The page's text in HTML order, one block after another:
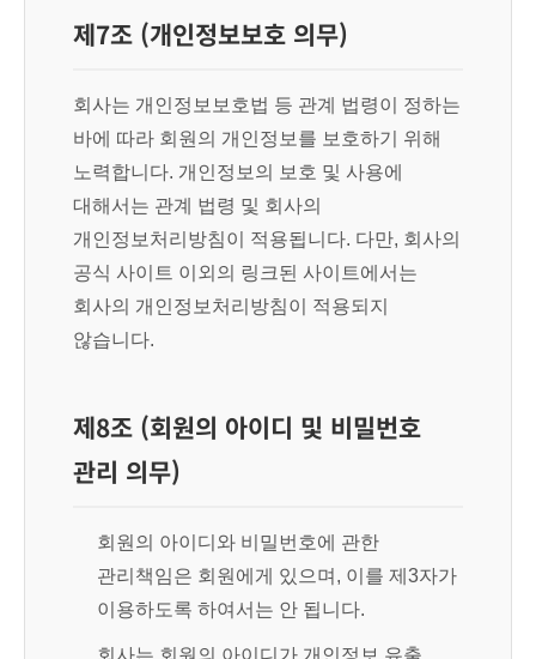
제7조 (개인정보보호 의무)
회사는 개인정보보호법 등 관계 법령이 정하는
바에 따라 회원의 개인정보를 보호하기 위해
노력합니다. 개인정보의 보호 및 사용에
대해서는 관계 법령 및 회사의
개인정보처리방침이 적용됩니다. 다만, 회사의
공식 사이트 이외의 링크된 사이트에서는
회사의 개인정보처리방침이 적용되지
않습니다.
제8조 (회원의 아이디 및 비밀번호
관리 의무)
회원의 아이디와 비밀번호에 관한
관리책임은 회원에게 있으며, 이를 제3자가
이용하도록 하여서는 안 됩니다.
회사는 회원의 아이디가 개인정보 유출